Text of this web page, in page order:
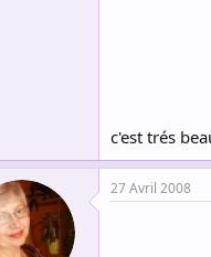
c'est trés
27 Avril 2008